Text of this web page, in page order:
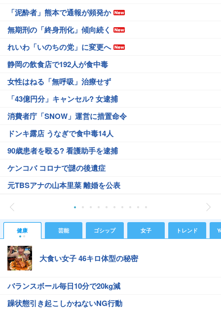
「泥酔者」熊本で通報が頻発か
無期刑の「終身刑化」傾向続く
れいわ「いのちの党」に変更へ
静岡の飲食店で192人が食中毒
女性はねる「無呼吸」治療せず
「43億円分」キャンセル? 女逮捕
消費者庁「SNOW」運営に措置命令
ドンキ露店 うなぎで食中毒14人
90歳患者を殴る? 看護助手を逮捕
ケンコバ コロナで謎の後遺症
元TBSアナの山本里菜 離婚を公表
健康 芸能 ゴシップ 女子 トレンド
大食い女子 46キロ体型の秘密
バランスボール毎日10分で20kg減
躁状態引き起こしかねないNG行動